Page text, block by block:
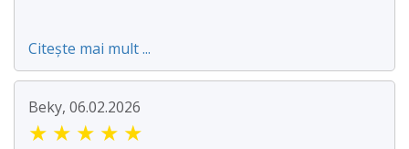
Citește mai mult ...
Beky, 06.02.2026
★ ★ ★ ★ ★